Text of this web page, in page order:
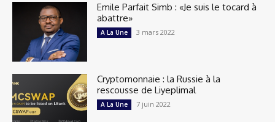
Emile Parfait Simb : «Je suis le tocard à
abattre»
A La Une 3 mars 2022
Cryptomonnaie : la Russie à la
rescousse de Liyeplimal
A La Une 7 juin 2022